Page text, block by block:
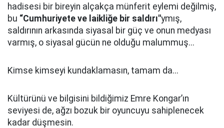
hadisesi bir bireyin alçakça münferit eylemi değilmiş,
bu “Cumhuriyete ve laikliğe bir saldırı"ymış,
saldırının arkasında siyasal bir güç ve onun medyası
varmış, o siyasal gücün ne olduğu malummuş...
Kimse kimseyi kundaklamasın, tamam da...
Kültürünü ve bilgisini bildiğimiz Emre Kongar’ın
seviyesi de, ağzı bozuk bir oyuncuyu sahiplenecek
kadar düşmesin.